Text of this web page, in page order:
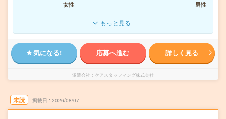
女性
男性
もっと見る
気になる! 応募へ進む 詳しく見る
派遣会社 ケアスタッフィング株式会社
未読 掲載日 2026/08/07